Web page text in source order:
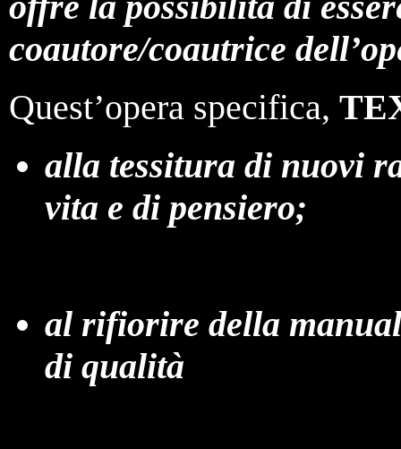
coautore/coautrice
Quest’opera specifica,
alla tessitura di nuovi
vita e di pensiero;
al rifiorire della
di qualità